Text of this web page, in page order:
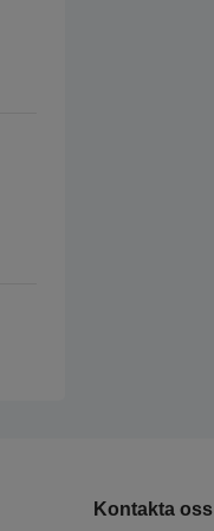
Kontakta oss